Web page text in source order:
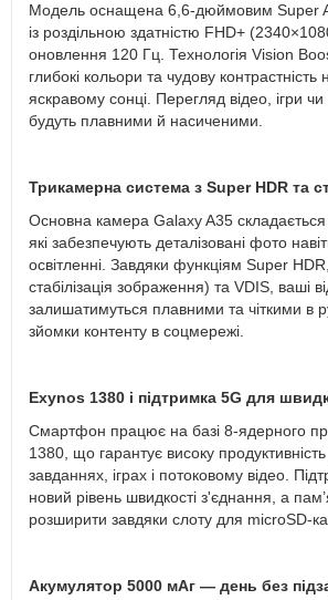
Модель оснащена 6,6-дюймовим Super
із роздільною здатністю FHD+
оновлення 120 Гц. Технологія Vision
глибокі кольори та чудову контрастність
яскравому сонці. Перегляд відео, ігри чи
будуть плавними й насиченими.
Трикамерна система з Super HDR та
Основна камера Galaxy A35 складається
які забезпечують деталізовані фото
освітленні. Завдяки функціям Super
стабілізація зображення) та VDIS, ваші
залишатимуться плавними та чіткими в
зйомки контенту в соцмережі.
Exynos 1380 і підтримка 5G для
Смартфон працює на базі 8-ядерного
1380, що гарантує високу
завданнях, іграх і потоковому відео.
новий рівень швидкості з'єднання, а
розширити завдяки слоту для microSD-
Акумулятор 5000 мАг — день без